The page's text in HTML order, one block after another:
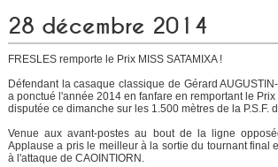
28 décembre 2014
FRESLES remporte le Prix MISS SATAMIXA !
Défendant la casaque classique de Gérard
a ponctué l'année 2014 en fanfare en remportant le Prix
disputée ce dimanche sur les 1.500 mètres de la P.S.F.
Venue aux avant-postes au bout de la ligne
Applause a pris le meilleur à la sortie du tournant final
à l'attaque de CAOINTIORN.